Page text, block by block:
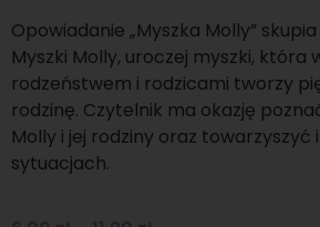
Opowiadanie „Myszka Molly”
Myszki Molly, uroczej myszki, która
rodzeństwem i rodzicami tworzy
rodzinę. Czytelnik ma okazję
Molly i jej rodziny oraz towarzyszyć
sytuacjach.